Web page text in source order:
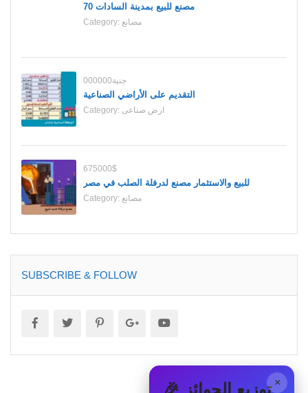
70 مصنع للبيع بمدينة السادات
Category: مصانع
000000جنية
التقديم على الأراضي الصناعية
Category: ارض صناعى
675000$
للبيع والاستثمار مصنع لدرفلة الصلب في مصر
Category: مصانع
SUBSCRIBE & FOLLOW
× 🎉 توزيع الجوائز